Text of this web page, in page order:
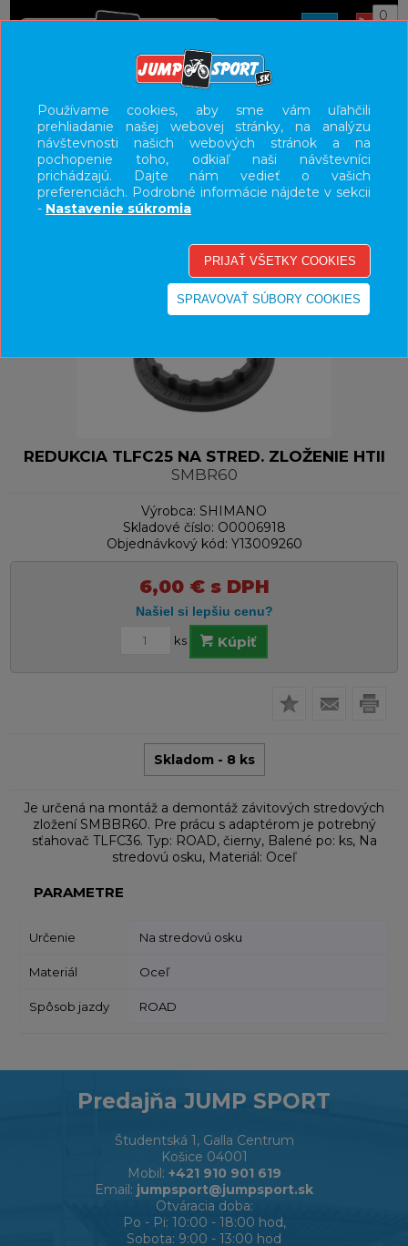
0
UŽÍVATEĽSKÝ PANEL
KATEGÓRIE
HLAVNÉ MENU
REDUKCIA TLFC25 NA STRED. ZLOŽENIE HTII
SMBR60
Výrobca: SHIMANO
Skladové číslo: O0006918
Objednávkový kód: Y13009260
6,00 €s DPH
ks Kúpiť
Skladom - 8 ks
Je určená na montáž a demontáž závitových stredových
zložení SMBBR60. Pre prácu s adaptérom je potrebný
sťahovač TLFC36. Typ: ROAD, čierny, Balené po: ks, Na
stredovú osku, Materiál: Oceľ
PARAMETRE
Určenie Na stredovú osku
Materiál Oceľ
Spôsob jazdy ROAD
Predajňa JUMP SPORT
Študentská 1, Galla Centrum
Košice 04001
Mobil: +421 910 901 619
Email: jumpsport@jumpsport.sk
Otváracia doba:
Po - Pi: 10:00 - 18:00 hod,
Sobota: 9:00 - 13:00 hod
Používame cookies, aby sme vám uľahčili
prehliadanie našej webovej stránky, na analýzu
návštevnosti našich webových stránok a na
pochopenie toho, odkiaľ naši návštevníci
prichádzajú. Dajte nám vedieť o vašich
preferenciách. Podrobné informácie nájdete v sekcii
- Nastavenie súkromia